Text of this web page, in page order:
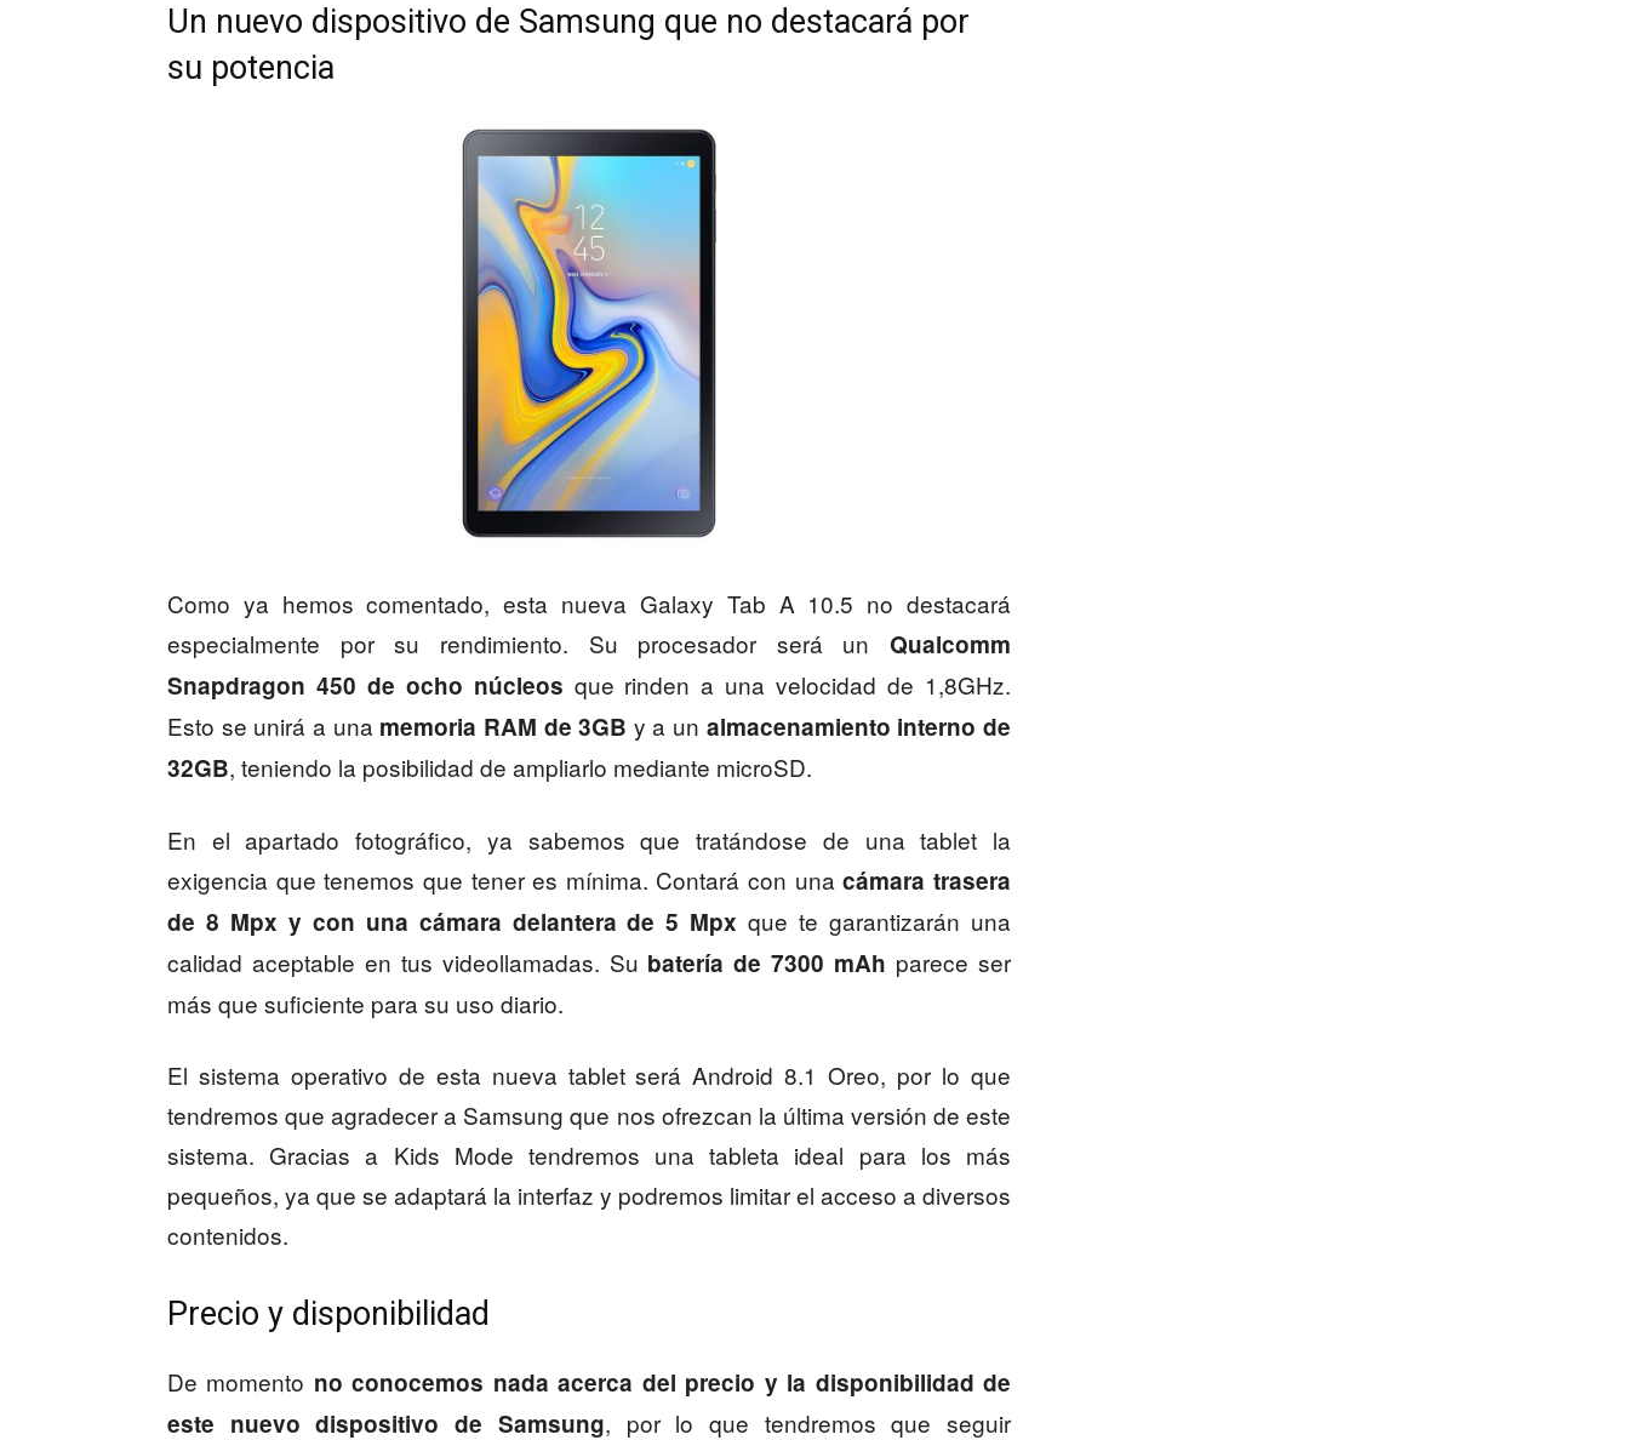
Un nuevo dispositivo de Samsung que no destacará por
su potencia
Como ya hemos comentado, esta nueva Galaxy Tab A 10.5 no destacará
especialmente por su rendimiento. Su procesador será un Qualcomm
Snapdragon 450 de ocho núcleos que rinden a una velocidad de 1,8GHz.
Esto se unirá a una memoria RAM de 3GB y a un almacenamiento interno de
32GB, teniendo la posibilidad de ampliarlo mediante microSD.
En el apartado fotográfico, ya sabemos que tratándose de una tablet la
exigencia que tenemos que tener es mínima. Contará con unacámara trasera
de 8 Mpx y con una cámara delantera de 5 Mpx que te garantizarán una
calidad aceptable en tus videollamadas. Su batería de 7300 mAh parece ser
más que suficiente para su uso diario.
El sistema operativo de esta nueva tablet será Android 8.1 Oreo, por lo que
tendremos que agradecer a Samsung que nos ofrezcan la última versión de este
sistema. Gracias a Kids Mode tendremos una tableta ideal para los más
pequeños, ya que se adaptará la interfaz y podremos limitar el acceso a diversos
contenidos.
Precio y disponibilidad
De momento no conocemos nada acerca del precio y la disponibilidad de
este nuevo dispositivo de Samsung, por lo que tendremos que seguir